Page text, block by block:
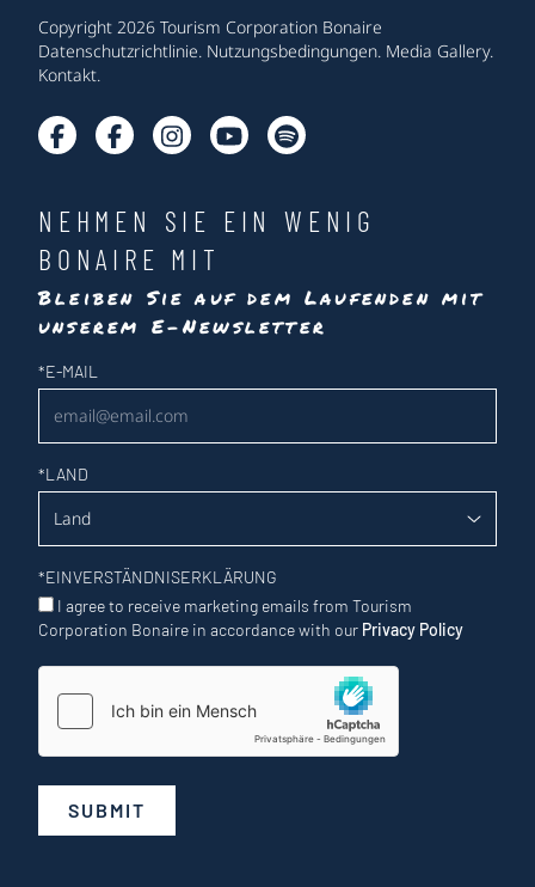
Copyright 2026 Tourism Corporation Bonaire
Datenschutzrichtlinie. Nutzungsbedingungen. Media Gallery.
Kontakt.
NEHMEN SIE EIN WENIG
BONAIRE MIT
Bleiben Sie auf dem Laufenden mit
unserem E-Newsletter
Newsletter
*E-MAIL
*LAND
*EINVERSTÄNDNISERKLÄRUNG
I agree to receive marketing emails from Tourism
Corporation Bonaire in accordance with our Privacy Policy
SUBMIT